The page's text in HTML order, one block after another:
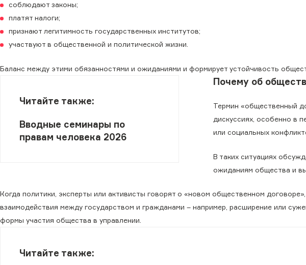
соблюдают законы;
платят налоги;
признают легитимность государственных институтов;
участвуют в общественной и политической жизни.
Баланс между этими обязанностями и ожиданиями и формирует устойчивость
Читайте также:
Вводные семинары по
правам человека 2026
Почему об
Термин «общественный
дискуссиях, особенно в
или социальных
В таких ситуациях
ожиданиям общества и
Когда политики, эксперты или активисты говорят о «новом общественном
взаимодействия между государством и гражданами – например, расширение или
формы участия общества в управлении.
Читайте также: